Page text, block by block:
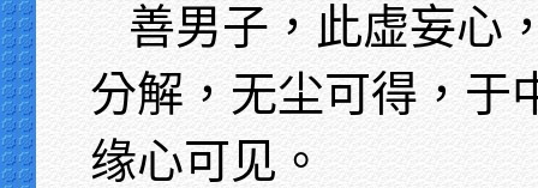
善男子，此虚妄心
分解，无尘可得，于
缘心可见。